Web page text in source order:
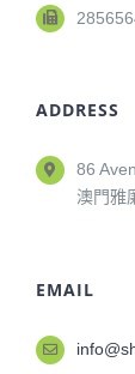
ADDRESS
86
澳門雅
EMAIL